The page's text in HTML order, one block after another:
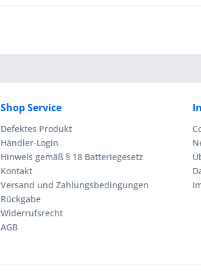
Shop Service
Defektes Produkt
Händler-Login
Hinweis gemäß § 18 Batteriegesetz
Kontakt
Versand und Zahlungsbedingungen
Rückgabe
Widerrufsrecht
AGB